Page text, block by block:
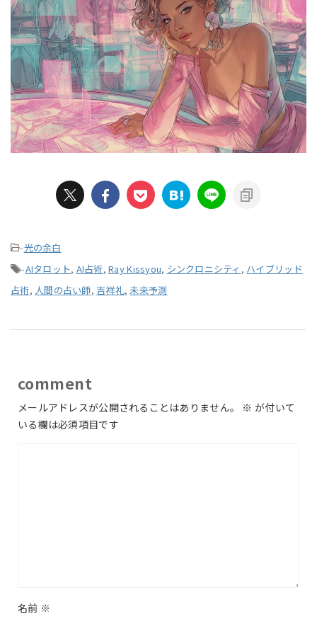
-光の余白
-AIタロット, AI占術,Ray Kissyou, シンクロニシティ , ハイブリッド
占術, 人間の占い師,吉祥礼,未来予測
comment
メールアドレスが公開されることはありません。 ※ が付いて
いる欄は必須項目です
名前 ※